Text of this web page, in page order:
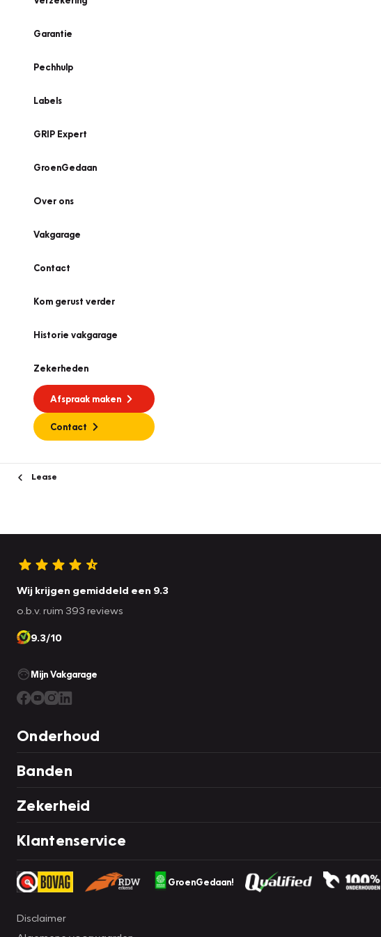
Garantie
Pechhulp
Labels
GRIP Expert
GroenGedaan
Over ons
Vakgarage
Contact
Kom gerust verder
Historie vakgarage
Zekerheden
Afspraak maken
Contact
Lease
Wij krijgen gemiddeld een 9.3
o.b.v. ruim 393 reviews
9.3/10
Mijn Vakgarage
Onderhoud
Banden
Zekerheid
Klantenservice
GroenGedaan!
Disclaimer